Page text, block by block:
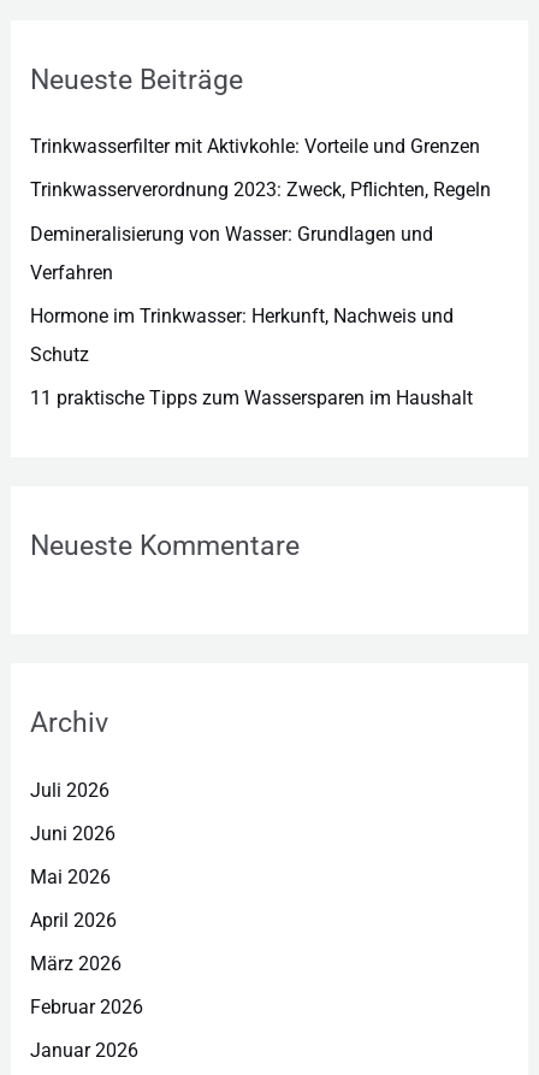
Neueste Beiträge
Trinkwasserfilter mit Aktivkohle: Vorteile und Grenzen
Trinkwasserverordnung 2023: Zweck, Pflichten, Regeln
Demineralisierung von Wasser: Grundlagen und
Verfahren
Hormone im Trinkwasser: Herkunft, Nachweis und
Schutz
11 praktische Tipps zum Wassersparen im Haushalt
Neueste Kommentare
Archiv
Juli 2026
Juni 2026
Mai 2026
April 2026
März 2026
Februar 2026
Januar 2026
r
e
n